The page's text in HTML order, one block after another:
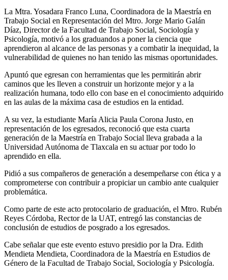
La Mtra. Yosadara Franco Luna, Coordinadora de la Maestría en
Trabajo Social en Representación del Mtro. Jorge Mario Galán
Díaz, Director de la Facultad de Trabajo Social, Sociología y
Psicología, motivó a los graduandos a poner la ciencia que
aprendieron al alcance de las personas y a combatir la inequidad, la
vulnerabilidad de quienes no han tenido las mismas oportunidades.
Apuntó que egresan con herramientas que les permitirán abrir
caminos que les lleven a construir un horizonte mejor y a la
realización humana, todo ello con base en el conocimiento adquirido
en las aulas de la máxima casa de estudios en la entidad.
A su vez, la estudiante María Alicia Paula Corona Justo, en
representación de los egresados, reconoció que esta cuarta
generación de la Maestría en Trabajo Social lleva grabada a la
Universidad Autónoma de Tlaxcala en su actuar por todo lo
aprendido en ella.
Pidió a sus compañeros de generación a desempeñarse con ética y a
comprometerse con contribuir a propiciar un cambio ante cualquier
problemática.
Como parte de este acto protocolario de graduación, el Mtro. Rubén
Reyes Córdoba, Rector de la UAT, entregó las constancias de
conclusión de estudios de posgrado a los egresados.
Cabe señalar que este evento estuvo presidio por la Dra. Edith
Mendieta Mendieta, Coordinadora de la Maestría en Estudios de
Género de la Facultad de Trabajo Social, Sociología y Psicología.